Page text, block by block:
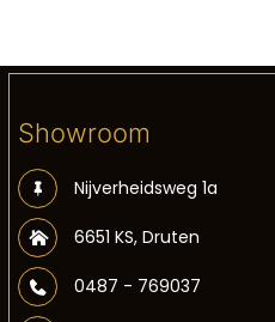
Showroom
Nijverheidsweg 1a
6651 KS, Druten
0487 - 769037